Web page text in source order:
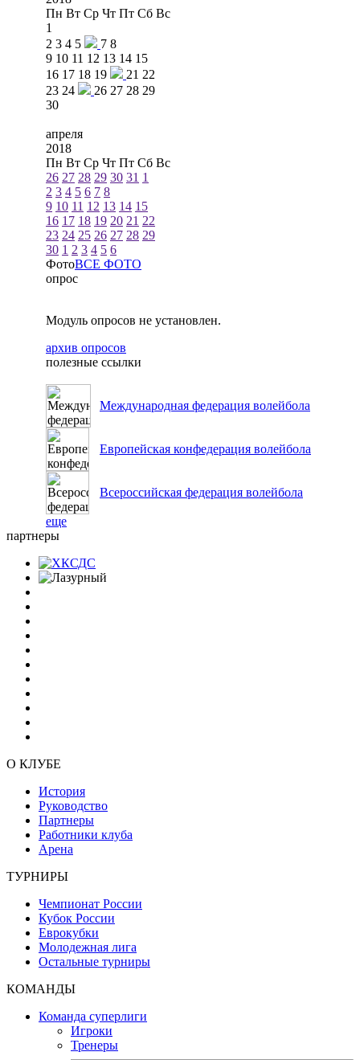
Пн Вт Ср Чт Пт Сб Вс
1
2 3 4 5 7 8
9 10 11 12 13 14 15
16 17 18 19 21 22
23 24 26 27 28 29
30
апреля
2018
Пн Вт Ср Чт Пт Сб Вс
26 27 28 29 30 31 1
2 3 4 5 6 7 8
9 10 11 12 13 14 15
16 17 18 19 20 21 22
23 24 25 26 27 28 29
30 1 2 3 4 5 6
ФотоВСЕ ФОТО
опрос
Модуль опросов не установлен.
архив опросов
полезные ссылки
Международная федерация волейбола
Европейская конфедерация волейбола
Всероссийская федерация волейбола
еще
партнеры
О КЛУБЕ
История
Руководство
Партнеры
Работники клуба
Арена
ТУРНИРЫ
Чемпионат России
Кубок России
Еврокубки
Молодежная лига
Остальные турниры
КОМАНДЫ
Команда суперлиги
Игроки
Тренеры